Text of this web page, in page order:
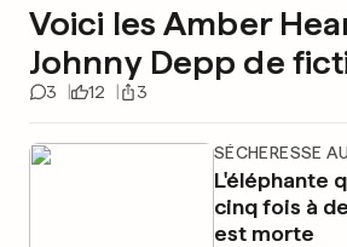
Voici les Amber
Johnny Depp de
3 12 3
SÉCHERESSE
L'éléphante
cinq fois à
est morte